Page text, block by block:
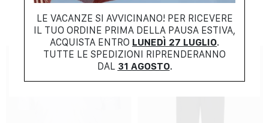
AMI
$381.00
LARDINI
$1125.00
LE VACANZE SI AVVICINANO! PER RICEVERE
IL TUO ORDINE PRIMA DELLA PAUSA ESTIVA,
ACQUISTA ENTRO LUNEDÌ 27 LUGLIO.
TUTTE LE SPEDIZIONI RIPRENDERANNO
DAL 31 AGOSTO.